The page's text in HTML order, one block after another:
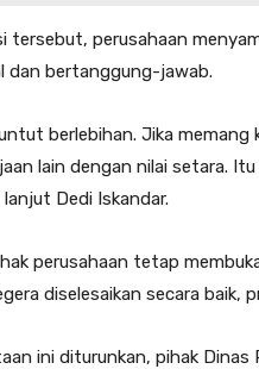
tersebut, perusahaan
dan bertanggung-jawab.
berlebihan. Jika
lain dengan nilai setara.
Dedi Iskandar.
perusahaan tetap
diselesaikan secara baik,
ini diturunkan, pihak